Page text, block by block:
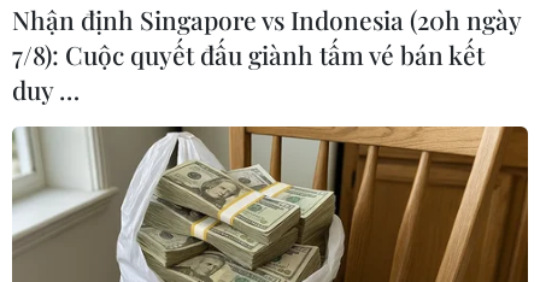
Báo cáo chi tiết về vụ ngộ độc
thương tâm do ăn tiết canh dê tại Thái
Bình
08/05/2024 10:14
Hàng chục người phải nhập viện và một người tử vong
sau bữa tiệc có món tiết canh dê tại ở Thái Bình, khiến
Nhận định Singapore vs Indonesia (20h ngày
7/8): Cuộc quyết đấu giành tấm vé bán kết
duy …